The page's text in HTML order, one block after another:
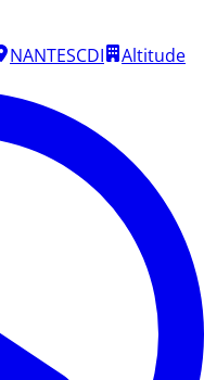
NANTESCDI
Altitude